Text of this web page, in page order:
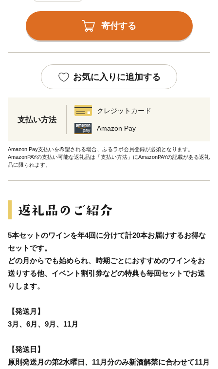
寄付する
お気に入りに追加する
支払い方法
クレジットカード
Amazon Pay
Amazon Pay支払いを希望される場合、ふるラボ会員登録が必須となります。
AmazonPAYの支払い可能な返礼品は「支払い方法」にAmazonPAYの記載がある返礼
品に限られます。
5本セットのワインを年4回に分けて計20本お届けするお得な
セットです。
どの月からでも始められ、時期ごとにおすすめのワインをお
送りする他、イベント割引券などの特典も毎回セットでお送
りします。
【発送月】
3月、6月、9月、11月
【発送日】
原則発送月の第2水曜日、11月分のみ新酒解禁に合わせて11月